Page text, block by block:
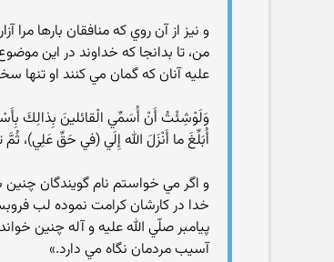
و نيز از آن روي كه منافقان بارها
من، تا بدانجا كه خداوند در اين
عليه آنان كه گمان مي كنند او تنها
وَلَوْشِئْتُ أَنْ أُسَمِّي الْقائلينَ بِذالِكَ
أُبَلِّغَ ما أَنْزَلَ الله إِلَي (في حَقِّ عَلِي)،
و اگر مي خواستم نام گويندگان چنين
خدا در كارشان كرامت نموده لب
پيامبر صلّي الله عليه و آله چنين
آسيب مردمان نگاه مي دارد.»